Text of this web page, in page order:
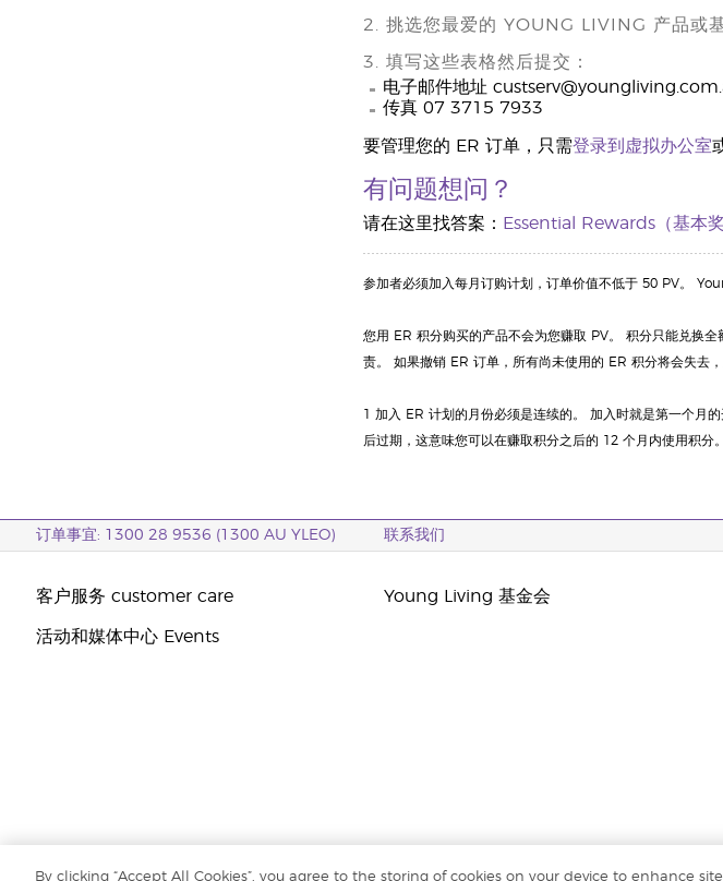
2. 挑选您最爱的 YOUNG LIVING 产品或
3. 填写这些表格然后提交：
电子邮件地址
传真 07 3715 7933
要管理您的 ER 订单，只需登录到虚拟办公室
有问题想问？
请在这里找答案： Essential Rewards（基本
参加者必须加入每月订购计划，订单价值不低于 50 PV。
您用 ER 积分购买的产品不会为您赚取 PV。 积分只能兑换
责。 如果撤销 ER 订单，所有尚未使用的 ER 积分将会失去
1 加入 ER 计划的月份必须是连续的。 加入时就是第一个月
后过期，这意味您可以在赚取积分之后的 12 个月内使用积
订单事宜: 1300 28 9536 (1300 AU YLEO) 联系我们
客户服务 customer care
活动和媒体中心 Events
Young Living 基金会
By clicking “Accept All Cookies”, you agree to the storing of cookies on your device to enhance